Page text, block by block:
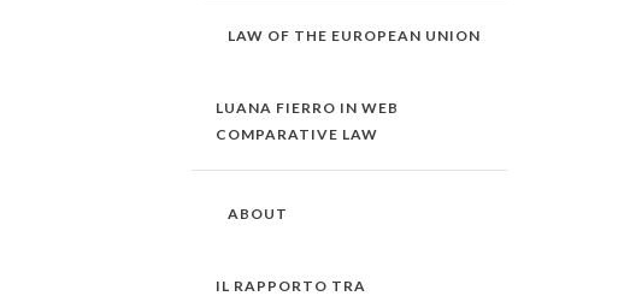
LAW OF THE EUROPEAN UNION
LUANA FIERRO IN WEB
COMPARATIVE LAW
ABOUT
IL RAPPORTO TRA